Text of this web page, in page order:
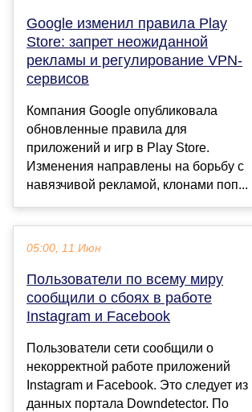
Google изменил правила Play
Store: запрет неожиданной
рекламы и регулирование VPN-
сервисов
Компания Google опубликовала
обновленные правила для
приложений и игр в Play Store.
Изменения направлены на борьбу с
навязчивой рекламой, клонами поп...
05:00, 11 Июн
Пользователи по всему миру
сообщили о сбоях в работе
Instagram и Facebook
Пользователи сети сообщили о
некорректной работе приложений
Instagram и Facebook. Это следует из
данных портала Downdetector. По